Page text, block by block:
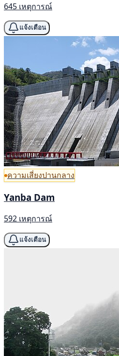
645 เหตุการณ์
แจ้งเตือน
ความเสี่ยงปานกลาง
Yanba Dam
592 เหตุการณ์
แจ้งเตือน